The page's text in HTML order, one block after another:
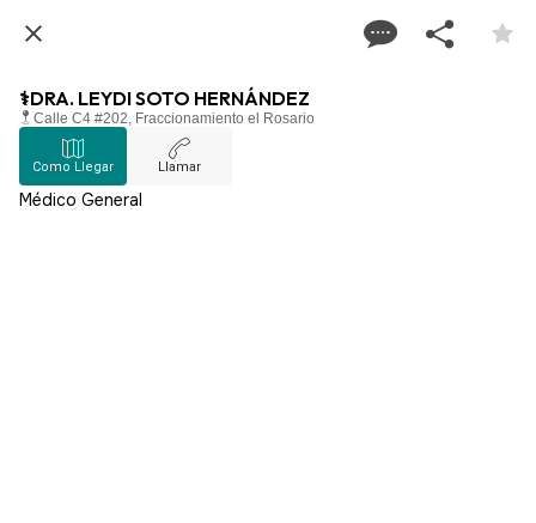
⚕️DRA. LEYDI SOTO HERNÁNDEZ
Calle C4 #202, Fraccionamiento el Rosario
Como Llegar Llamar
Médico General